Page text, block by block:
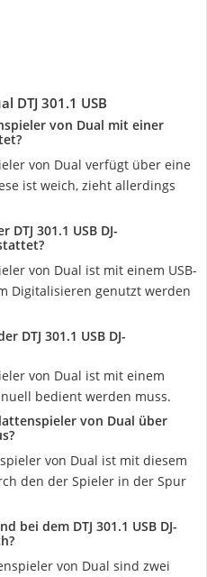
DTJ 301.1 USB
von Dual mit einer
von Dual verfügt über eine
ist weich, zieht allerdings
301.1 USB DJ-
von Dual ist mit einem USB-
Digitalisieren genutzt werden
DTJ 301.1 USB DJ-
von Dual ist mit einem
bedient werden muss.
von Dual über
von Dual ist mit diesem
den der Spieler in der Spur
bei dem DTJ 301.1 USB DJ-
von Dual sind zwei